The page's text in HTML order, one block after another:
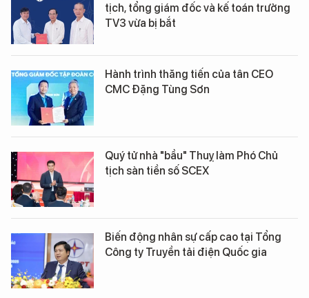
tịch, tổng giám đốc và kế toán trưởng
TV3 vừa bị bắt
Hành trình thăng tiến của tân CEO
CMC Đặng Tùng Sơn
Quý tử nhà "bầu" Thuỵ làm Phó Chủ
tịch sàn tiền số SCEX
Biến động nhân sự cấp cao tại Tổng
Công ty Truyền tải điện Quốc gia